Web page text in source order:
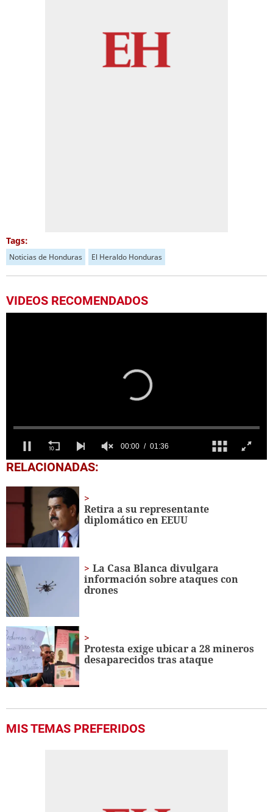
Tags:
Noticias de Honduras El Heraldo Honduras
VIDEOS RECOMENDADOS
0
seconds
minute,
seconds
RELACIONADAS:
Retira a su representante
diplomático en EEUU
La Casa Blanca divulgara
información sobre ataques con
drones
Protesta exige ubicar a 28 mineros
desaparecidos tras ataque
MIS TEMAS PREFERIDOS